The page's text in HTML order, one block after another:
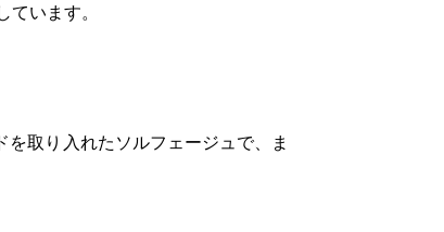
います。
取り入れたソルフェージュで、ま